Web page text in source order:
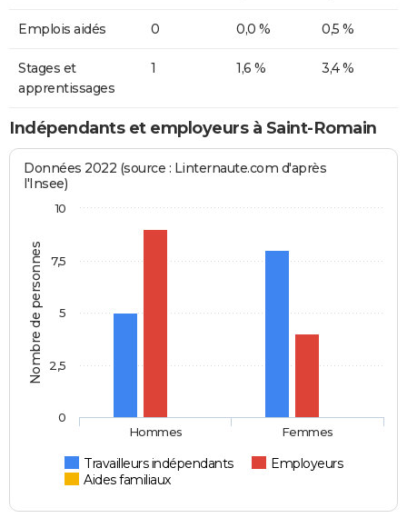
Emplois aidés 0 0,0 % 0,5 %
Stages et
apprentissages
1 1,6 % 3,4 %
Indépendants et employeurs à Saint-Romain
Nombre de personnes
Données 2022 (source : Linternaute.com d'après
l'Insee)
Travailleurs indépendants
Employeurs
Aides familiaux
Hommes Femmes
0
2,5
5
7,5
10